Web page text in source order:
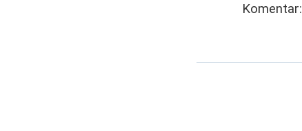
Komentar: